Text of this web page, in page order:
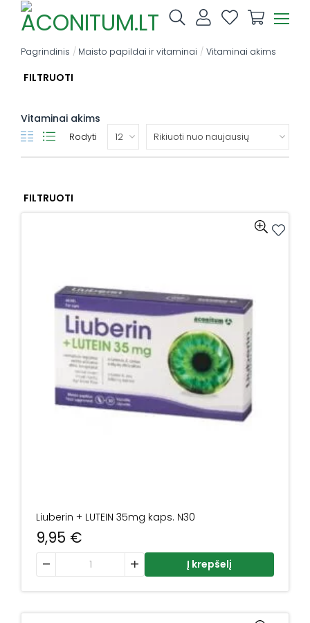
Pagrindinis / Maisto papildai ir vitaminai / Vitaminai akims
FILTRUOTI
Vitaminai akims
Rodyti
FILTRUOTI
Liuberin + LUTEIN 35mg kaps. N30
9,95 €
produkto kiekis: Liuberin + LUTEIN 35mg kaps. N30
Į krepšelį